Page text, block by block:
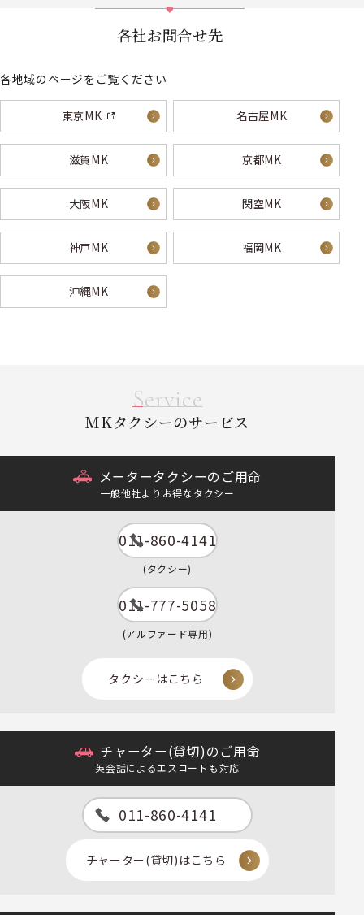
各社お問合せ先
各地域のページをご覧ください
東京MK 名古屋MK
滋賀MK 京都MK
大阪MK 関空MK
神戸MK 福岡MK
沖縄MK
Service
MKタクシーのサービス
メータータクシーのご用命
一般他社よりお得なタクシー
011-860-4141
(タクシー)
011-777-5058
(アルファード専用)
タクシーはこちら
チャーター(貸切)のご用命
英会話によるエスコートも対応
011-860-4141
チャーター(貸切)はこちら